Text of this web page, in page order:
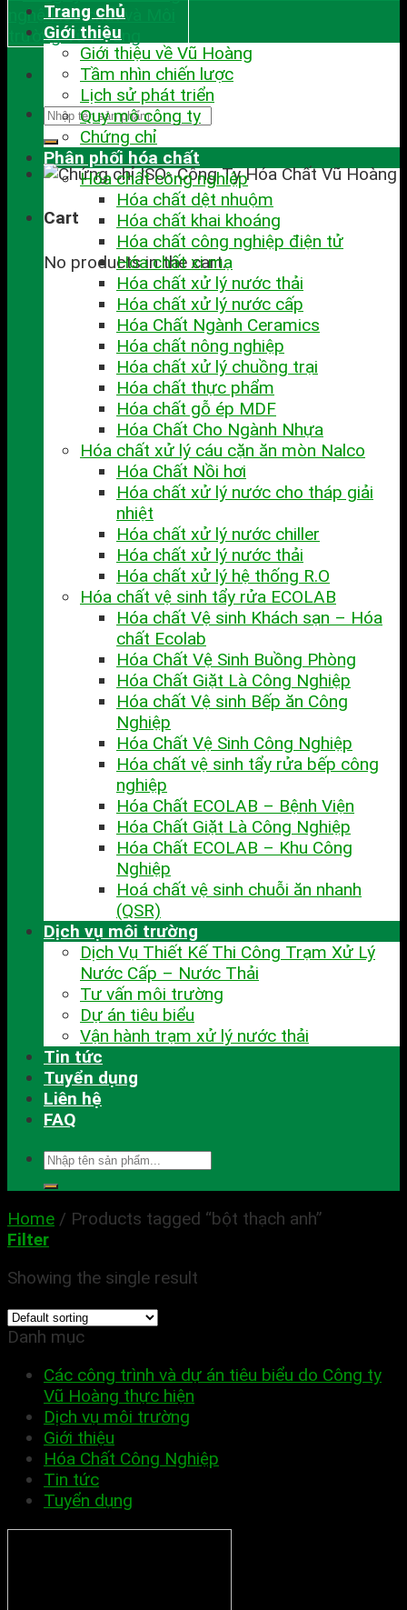
Cart
No products in the cart.
Trang chủ
Giới thiệu
Giới thiệu về Vũ Hoàng
Tầm nhìn chiến lược
Lịch sử phát triển
Quy mô công ty
Chứng chỉ
Phân phối hóa chất
Hóa chất công nghiệp
Hóa chất dệt nhuộm
Hóa chất khai khoáng
Hóa chất công nghiệp điện tử
Hóa chất xi mạ
Hóa chất xử lý nước thải
Hóa chất xử lý nước cấp
Hóa Chất Ngành Ceramics
Hóa chất nông nghiệp
Hóa chất xử lý chuồng trại
Hóa chất thực phẩm
Hóa chất gỗ ép MDF
Hóa Chất Cho Ngành Nhựa
Hóa chất xử lý cáu cặn ăn mòn Nalco
Hóa Chất Nồi hơi
Hóa chất xử lý nước cho tháp giải
nhiệt
Hóa chất xử lý nước chiller
Hóa chất xử lý nước thải
Hóa chất xử lý hệ thống R.O
Hóa chất vệ sinh tẩy rửa ECOLAB
Hóa chất Vệ sinh Khách sạn – Hóa
chất Ecolab
Hóa Chất Vệ Sinh Buồng Phòng
Hóa Chất Giặt Là Công Nghiệp
Hóa chất Vệ sinh Bếp ăn Công
Nghiệp
Hóa Chất Vệ Sinh Công Nghiệp
Hóa chất vệ sinh tẩy rửa bếp công
nghiệp
Hóa Chất ECOLAB – Bệnh Viện
Hóa Chất Giặt Là Công Nghiệp
Hóa Chất ECOLAB – Khu Công
Nghiệp
Hoá chất vệ sinh chuỗi ăn nhanh
(QSR)
Dịch vụ môi trường
Dịch Vụ Thiết Kế Thi Công Trạm Xử Lý
Nước Cấp – Nước Thải
Tư vấn môi trường
Dự án tiêu biểu
Vận hành trạm xử lý nước thải
Tin tức
Tuyển dụng
Liên hệ
FAQ
Home / Products tagged “bột thạch anh”
Filter
Showing the single result
Danh mục
Các công trình và dự án tiêu biểu do Công ty
Vũ Hoàng thực hiện
Dịch vụ môi trường
Giới thiệu
Hóa Chất Công Nghiệp
Tin tức
Tuyển dụng